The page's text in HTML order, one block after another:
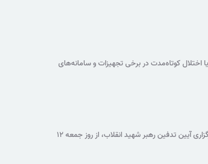
اختلال کوتاه‌مدت در برخی تجهیزات و سامانه‌های
کتابخانه ملی ایران به دلیل بسته بودن مسیرهای ورودی اراضی عباس‌آباد و اعمال محدودیت‌های تردد هم‌زمان با برگزاری آیین تدفین رهبر شهید انقلاب، از روز جمعه ۱۲